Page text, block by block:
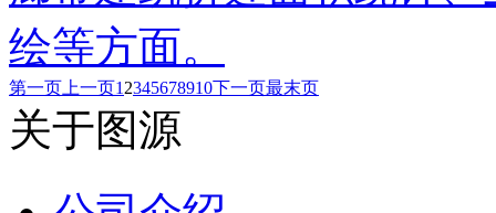
绘等方面。
第一页 上一页1 2345678910下一页最末页
关于图源